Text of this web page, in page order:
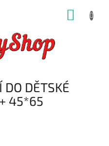
DO DĚTSKÉ
45*65